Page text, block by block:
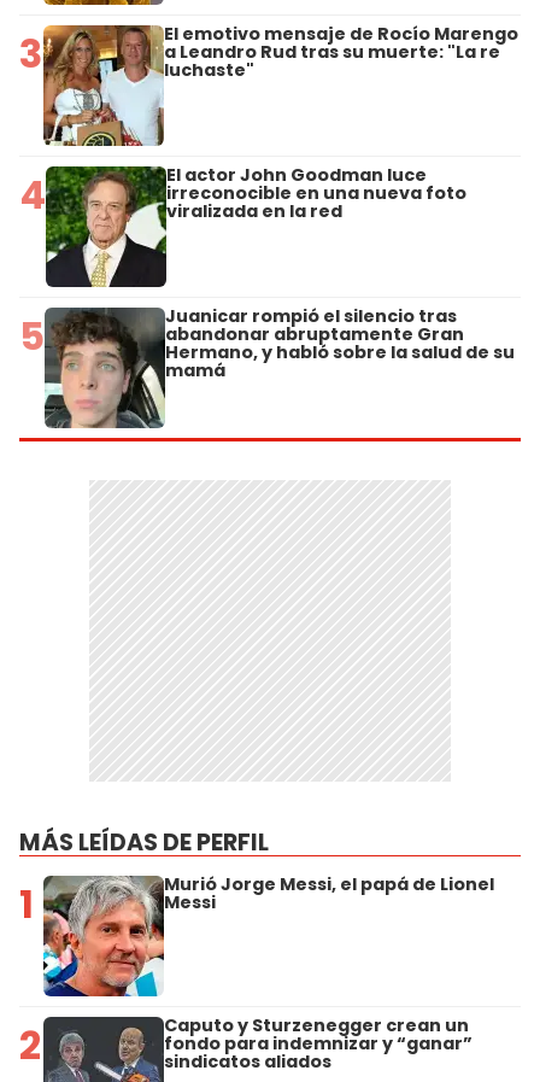
3 El emotivo mensaje de Rocío Marengo
a Leandro Rud tras su muerte: "La re
luchaste"
4 El actor John Goodman luce
irreconocible en una nueva foto
viralizada en la red
5 Juanicar rompió el silencio tras
abandonar abruptamente Gran
Hermano, y habló sobre la salud de su
mamá
MÁS LEÍDAS DE PERFIL
1 Murió Jorge Messi, el papá de Lionel
Messi
2 Caputo y Sturzenegger crean un
fondo para indemnizar y “ganar”
sindicatos aliados